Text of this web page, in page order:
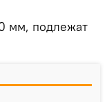
мм, подлежат